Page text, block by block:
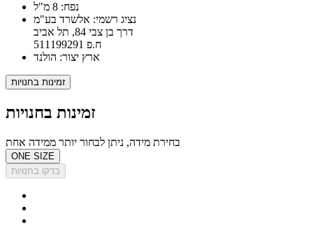
נפח: 8 מ"ל
נציג רשמי: אלשרד בע"מ
דרך בן צבי 84, תל אביב
ח.פ 511199291
ארץ יצור: הולנד
זמינות בחנויות
זמינות בחנויות
בחירת מידה, ניתן לבחור יותר ממידה אחת
ONE SIZE
בדקו בחנויות